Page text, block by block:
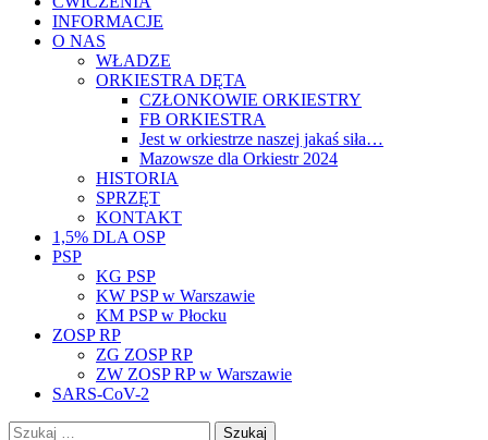
INFORMACJE
O NAS
WŁADZE
ORKIESTRA DĘTA
CZŁONKOWIE ORKIESTRY
FB ORKIESTRA
Jest w orkiestrze naszej jakaś siła…
Mazowsze dla Orkiestr 2024
HISTORIA
SPRZĘT
KONTAKT
1,5% DLA OSP
PSP
KG PSP
KW PSP w Warszawie
KM PSP w Płocku
ZOSP RP
ZG ZOSP RP
ZW ZOSP RP w Warszawie
SARS-CoV-2
Szukaj: